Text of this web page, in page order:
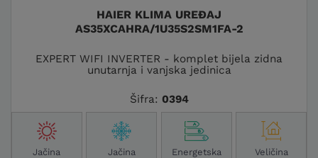
HAIER KLIMA UREĐAJ
AS35XCAHRA/1U35S2SM1FA-2
EXPERT WIFI INVERTER - komplet bijela zidna
unutarnja i vanjska jedinica
Šifra: 0394
Jačina
Jačina
Energetska
Veličina